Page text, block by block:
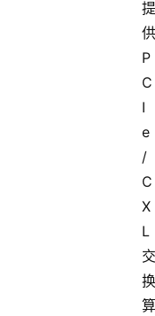
提
供
P
C
I
e
/
C
X
L
交
换
算